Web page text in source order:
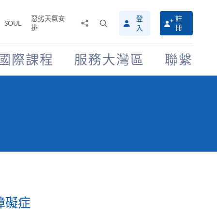
SOUL
惡劣天氣安
排
搜
尋
介
面
登
入
註
冊
際課程 服務大灣區 聯繫
礙症